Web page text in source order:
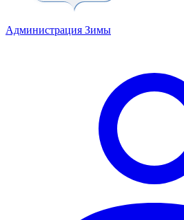
Администрация Зимы